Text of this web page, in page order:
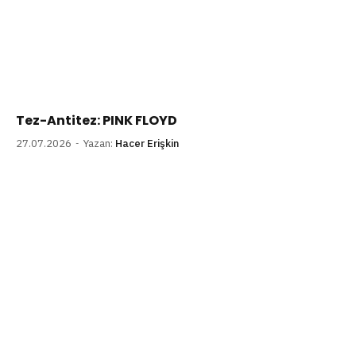
Tez-Antitez: PINK FLOYD
27.07.2026 Yazan: Hacer Erişkin